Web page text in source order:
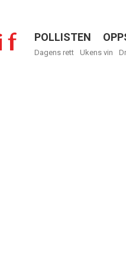
Menu
POLLISTEN
Dagens rett Ukens vin